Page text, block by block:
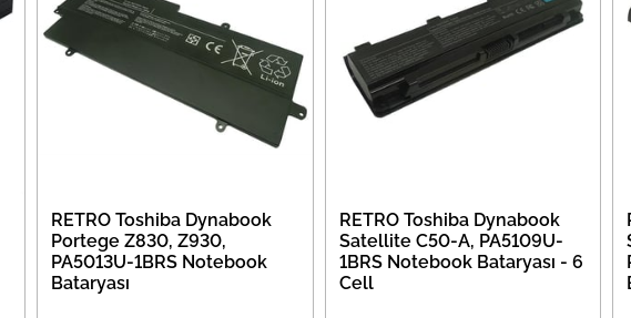
RETRO Toshiba Dynabook
Portege Z830, Z930,
PA5013U-1BRS Notebook
Bataryası
RETRO Toshiba Dynabook
Satellite C50-A, PA5109U-
1BRS Notebook Bataryası - 6
Cell